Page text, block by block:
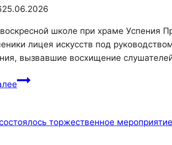
печали»
Коктебеле
25.06.2026
школе при храме Успения
лицея искусств под
вызвавшие восхищение
При
Пресвятой